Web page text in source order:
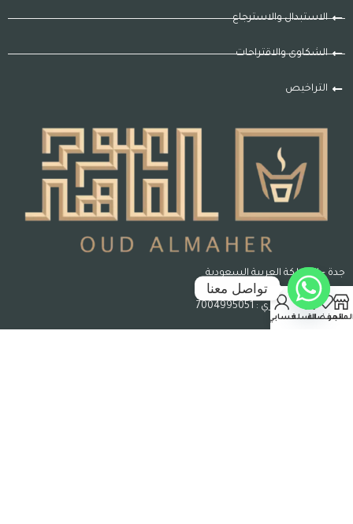
الاستبدال والاسترجاع
الشكاوى والاقتراحات
التراخيص
جدة – المملكة العربية السعودية
رقم السجل التجاري : 7004995051
المفضلةالسلةحسابي
تواصل معنا